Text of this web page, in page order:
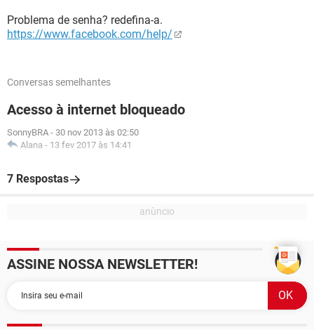
Problema de senha? redefina-a.
https://www.facebook.com/help/
Conversas semelhantes
Acesso à internet bloqueado
SonnyBRA - 30 nov 2013 às 02:50
Alana - 13 fev 2017 às 14:41
7 Respostas
ASSINE NOSSA NEWSLETTER!